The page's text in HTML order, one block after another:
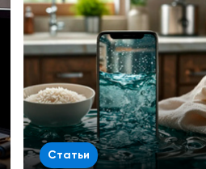
Статьи